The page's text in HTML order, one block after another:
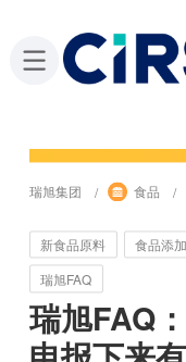
瑞旭集团 食品
新食品原料 食品添
瑞旭FAQ
瑞旭FAQ